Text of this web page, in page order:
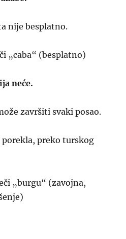
nije besplatno.
„caba“ (besplatno)
neće.
završiti svaki posao.
porekla, preko turskog
„burgu“ (zavojna,